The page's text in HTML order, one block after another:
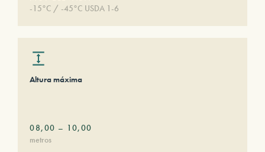
-15°C / -45°C USDA 1-6
Altura máxima
08,00 – 10,00
metros